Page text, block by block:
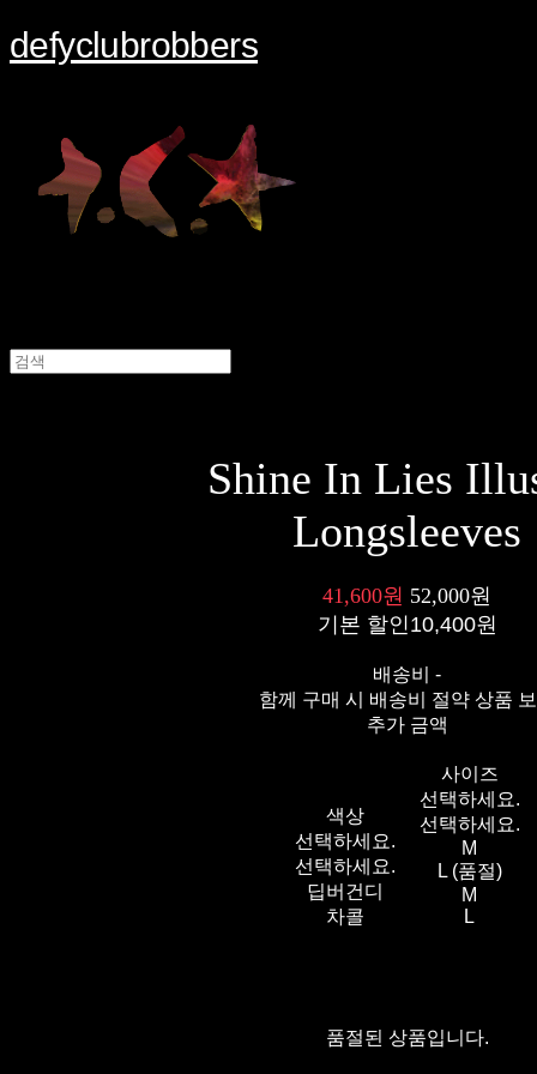
defyclubrobbers
Shine In Lies
Longsleeves
41,600원 52,000원
기본 할인 10,400원
배송비-
함께 구매 시 배송비 절약 상품
추가 금액
색상
선택하세요.
선택하세요.
딥버건디
차콜
사이즈
선택하세요.
선택하세요.
M
L (품절)
M
L
품절된 상품입니다.